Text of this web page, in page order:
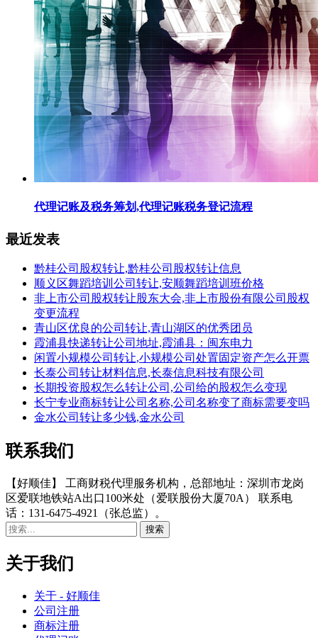
代理记账及税务筹划,代理记账税务登记流程
最近发表
黔桂公司股权转让,黔桂公司股权转让信息
顺义区舞蹈培训公司转让,安顺舞蹈培训班价格
非上市公司股权转让股东大会,非上市股份有限公司股权
变更流程
青山区优良的公司转让,青山湖区的优秀团员
霞浦县快递转让公司地址,霞浦县：闽东电力
闲置小规模公司转让,小规模公司处置固定资产怎么开票
长泰公司转让材料信息,长泰信息科技有限公司
长期投资股权怎么转让公司,公司给的股权怎么变现
长宁专业商标转让公司名称,公司名称变了商标需要变吗
金水公司转让多少钱,金水公司
联系我们
【好顺佳】 工商财税代理服务机构，总部地址：深圳市龙岗
区爱联地铁站A出口100米处（爱联股份大厦70A） 联系电
话：131-6475-4921（张总监）。
关于我们
关于 - 好顺佳
公司注册
商标注册